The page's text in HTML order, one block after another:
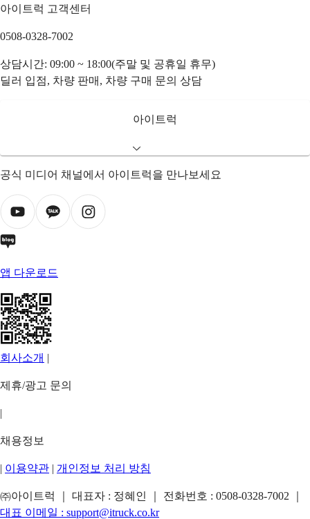
아이트럭 고객센터
0508-0328-7002
상담시간: 09:00 ~ 18:00(주말 및 공휴일 휴무)
딜러 입점, 차량 판매, 차량 구매 문의 상담
아이트럭
공식 미디어 채널에서 아이트럭을 만나보세요
앱 다운로드
회사소개 |
제휴/광고 문의
|
채용정보
| 이용약관 | 개인정보 처리 방침
㈜아이트럭 ｜ 대표자 : 정혜인 ｜ 전화번호 : 0508-0328-7002
대표 이메일 : support@itruck.co.kr